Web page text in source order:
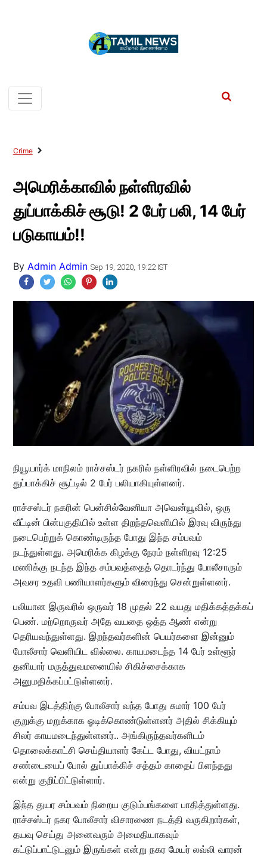
Crime
அமெரிக்காவில் நள்ளிரவில்
துப்பாக்கிச் சூடு! 2 பேர் பலி, 14 பேர்
படுகாயம்!!
By Admin Admin Sep 19, 2020, 19:22 IST
நியூயார்க் மாநிலம் ராச்சஸ்டர் நகரில் நள்ளிரவில் நடைபெற்ற
துப்பாக்கிச் சூட்டில் 2 பேர் பலியாகியுள்ளனர்.
ராச்சஸ்டர் நகரின் பென்சில்வேனியா அவென்யூவில், ஒரு
வீட்டின் பின்பகுதியில் உள்ள திறந்தவெளியில் இரவு விருந்து
நடைபெற்றுக் கொண்டிருந்த போது இந்த சம்பவம்
நடந்துள்ளது. அமெரிக்க கிழக்கு நேரம் நள்ளிரவு 12:25
மணிக்கு நடந்த இந்த சம்பவத்தைத் தொடர்ந்து போலீசாரும்
அவசர உதவி பணியாளர்களும் விரைந்து சென்றுள்ளனர்.
பலியான இருவரில் ஒருவர் 18 முதல் 22 வயது மதிக்கத்தக்கப்
பெண். மற்றொருவர் அதே வயதை ஒத்த ஆண் என்று
தெரியவந்துள்ளது. இறந்தவர்களின் பெயர்களை இன்னும்
போலீசார் வெளியிட வில்லை. காயமடைந்த 14 பேர் உள்ளூர்
தனியார் மருத்துவமனையில் சிகிச்சைக்காக
அனுமதிக்கப்பட்டுள்ளனர்.
சம்பவ இடத்திற்கு போலீசார் வந்த போது சுமார் 100 பேர்
குறுக்கு மறுக்காக ஓடிக்கொண்டுள்ளனர் அதில் சிக்கியும்
சிலர் காயமடைந்துள்ளனர்.. அங்கிருந்தவர்களிடம்
தொலைக்காட்சி செய்தியாளர் கேட்ட போது, வியட்நாம்
சண்டையைப் போல் துப்பாக்கிச் சத்தம் காதைப் பிளந்தது
என்று குறிப்பிட்டுள்ளார்.
இந்த துயர சம்பவம் நிறைய குடும்பங்களை பாதித்துள்ளது.
ராச்சஸ்டர் நகர போலீசார் விசாரணை நடத்தி வருகிறார்கள்,
தயவு செய்து அனைவரும் அமைதியாகவும்
கட்டுப்பாட்டுடனும் இருங்கள் என்று நகர மேயர் லவ்லி வாரன்